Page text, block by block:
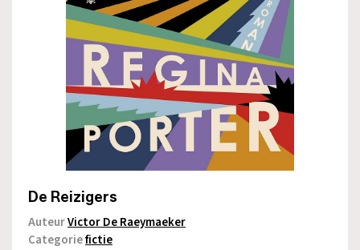
De Reizigers
AuteurVictor De Raeymaeker
Categoriefictie